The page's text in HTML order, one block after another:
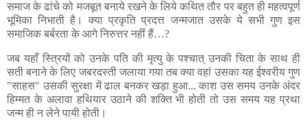
समाज के ढांचे को मजबूत बनाये रखने के लिये कथित तौर पर बहुत ही महत्वपूर्ण
भूमिका निभाती है। क्या प्रकृति प्रदत्त जन्मजात उसके ये सभी गुण इस
समाजिक बर्बरता के आगे निरुत्तर नहीं हैं…?
जब यहाँ स्त्रियों को उनके पति की मृत्यु के पश्चात् उनकी चिता के साथ ही
सती बनाने के लिए जबरदस्ती जलाया गया तब क्या वहां उसका यह ईश्वरीय गुण
"साहस" उसकी सुरक्षा में ढाल बनकर खड़ा हुआ... काश उस समय उनके अंदर
हिम्मत के अलावा हथियार उठाने की शक्ति भी होती तो उस समय यह प्रथा
जन्म ही न लेने पायी होती।